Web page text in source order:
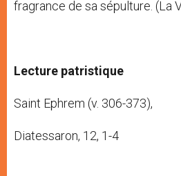
fragrance de sa sépulture. (La
Lecture patristique
Saint Ephrem (v. 306-373),
Diatessaron, 12, 1-4